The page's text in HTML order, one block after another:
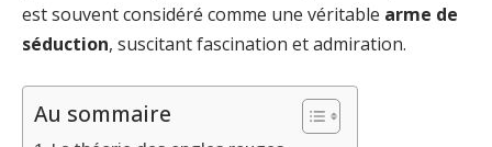
est souvent considéré comme une véritable arme de
séduction, suscitant fascination et admiration.
Au sommaire